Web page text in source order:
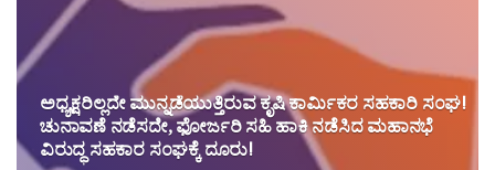
ಅಧ್ಯಕ್ಷರಿಲ್ಲದೇ ಮುನ್ನಡೆಯುತ್ತಿರುವ ಕೃಷಿ ಕಾರ್ಮಿಕರ ಸಹಕಾರಿ ಸಂಘ!
ಚುನಾವಣೆ ನಡೆಸದೇ, ಫೋರ್ಜರಿ ಸಹಿ ಹಾಕಿ ನಡೆಸಿದ ಮಹಾನಭೆ
ವಿರುದ್ಧ ಸಹಕಾರ ಸಂಘಕ್ಕೆ ದೂರು!